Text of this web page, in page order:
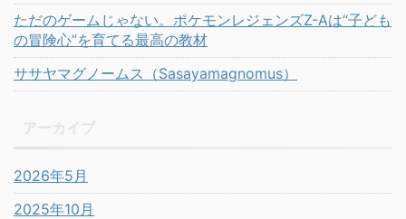
ただのゲームじゃない。ポケモンレジェンズZ-Aは“子ども
の冒険心”を育てる最高の教材
ササヤマグノームス（Sasayamagnomus）
2026年5月
2025年10月